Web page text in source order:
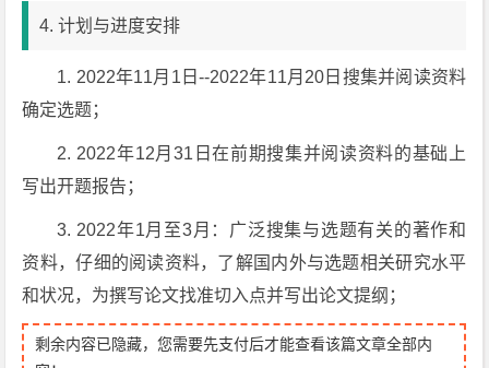
4. 计划与进度安排
1. 2022年11月1日--2022年11月20日搜集并阅读资料
确定选题；
2. 2022年12月31日在前期搜集并阅读资料的基础上
写出开题报告；
3. 2022年1月至3月：广泛搜集与选题有关的著作和
资料，仔细的阅读资料，了解国内外与选题相关研究水平
和状况，为撰写论文找准切入点并写出论文提纲；
剩余内容已隐藏，您需要先支付后才能查看该篇文章全部内